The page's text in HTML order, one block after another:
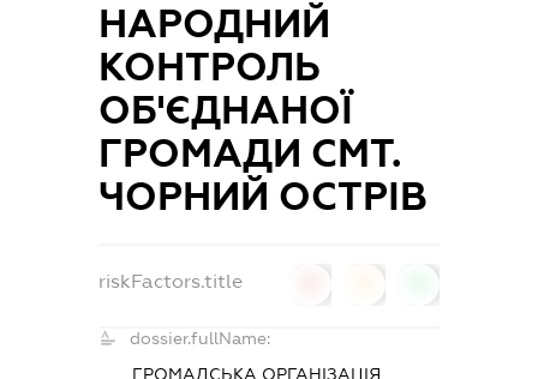
НАРОДНИЙ
КОНТРОЛЬ
ОБ'ЄДНАНОЇ
ГРОМАДИ СМТ.
ЧОРНИЙ ОСТРІВ
riskFactors.title
dossier.fullName:
ГРОМАДСЬКА ОРГАНІЗАЦІЯ